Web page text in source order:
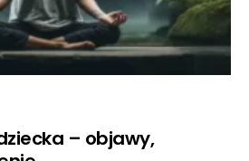
– objawy,